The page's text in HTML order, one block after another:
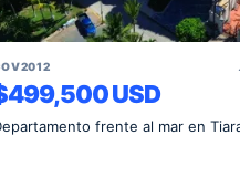
USD
frente al mar en